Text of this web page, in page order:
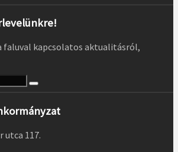
faluval kapcsolatos aktualitásról,
utca 117.